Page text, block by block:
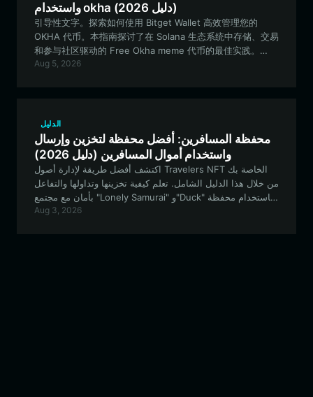
واستخدام okha (دليل 2026)
引导性文字。探索如何使用 Bitget Wallet 高效管理您的
OKHA 代币。本指南探讨了在 Solana 生态系统中存储、交易
和参与社区驱动的 Free Okha meme 代币的最佳实践。
اكتشف كيفية إدارة رموز OKHA الخاصة بك بكفاءة باستخدام
Aug 5, 2026
الدليل
محفظة المسافرين: أفضل محفظة لتخزين وإرسال
واستخدام أموال المسافرين (دليل 2026)
اكتشف أفضل طريقة لإدارة أصول Travelers NFT الخاصة بك
من خلال هذا الدليل الشامل. تعلم كيفية تخزينها وتداولها والتفاعل
بأمان مع مجتمع "Lonely Samurai" و"Duck" باستخدام محفظة
Bitget.
Aug 3, 2026